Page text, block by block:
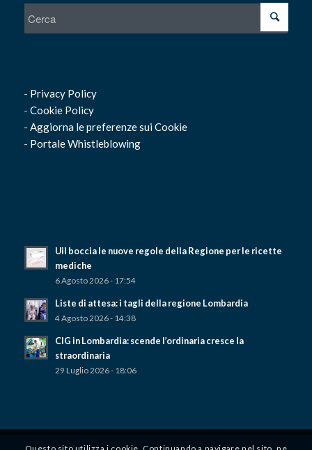
- Privacy Policy
- Cookie Policy
- Aggiorna le preferenze sui Cookie
- Portale Whistleblowing
Uil boccia le nuove regole della Regione per le ricette
mediche
6 Agosto 2026 - 17:54
Liste di attesa: i tagli della regione Lombardia
4 Agosto 2026 - 14:38
CIG in Lombardia: scende l’ordinaria cresce la
straordinaria
29 Luglio 2026 - 18:06